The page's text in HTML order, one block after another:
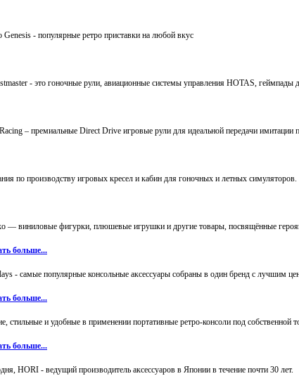
Genesis - популярные ретро приставки на любой вкус
- это гоночные рули, авиационные системы управления HOTAS, геймпады
– премиальные Direct Drive игровые рули для идеальной передачи
по производству игровых кресел и кабин для гоночных и летных симуляторов.
— виниловые фигурки, плюшевые игрушки и другие товары, посвящённые
больше...
- самые популярные консольные аксессуары собраны в один бренд с лучшим
больше...
стильные и удобные в применении портативные ретро-консоли под собственной
больше...
HORI - ведущий производитель аксессуаров в Японии в течение почти 30 лет.